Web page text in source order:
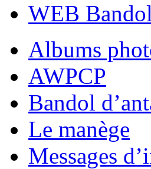
WEB
Albums
AWPCP
Bandol
Le manège
Messages